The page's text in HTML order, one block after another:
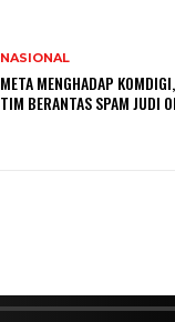
NASIONAL
META MENGHADAP
TIM BERANTAS SPAM JUDI